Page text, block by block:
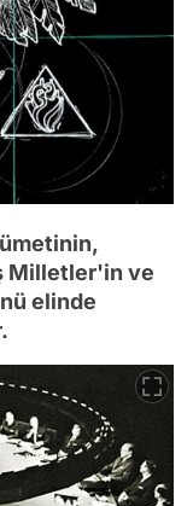
Milletler'in ve
elinde